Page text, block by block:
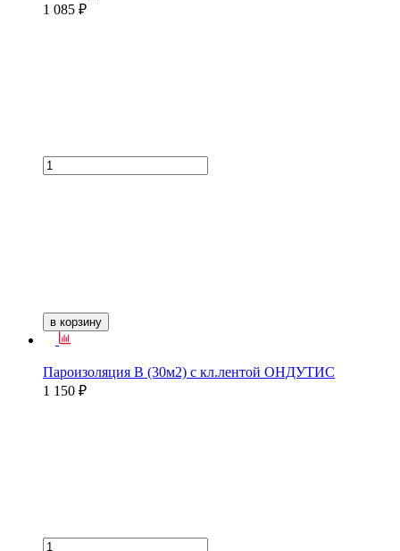
1 085 ₽
в корзину
Пароизоляция B (30м2) с кл.лентой ОНДУТИС
1 150 ₽